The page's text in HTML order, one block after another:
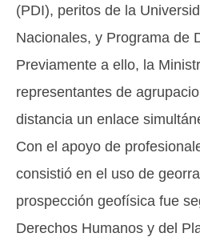
(PDI), peritos de la
Nacionales, y Programa de
Previamente a ello, la
representantes de
distancia un enlace
Con el apoyo de
consistió en el uso de
prospección geofísica fue
Derechos Humanos y del